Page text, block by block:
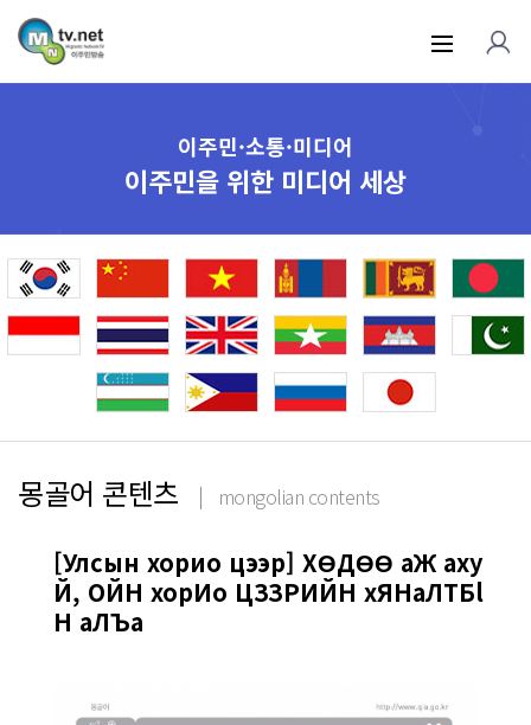
이주민·소통·미디어
이주민을 위한 미디어 세상
몽골어 콘텐츠 mongolian contents
[Улсын хорио цээр] ХӨДӨӨ aЖ axy
Й, ОЙН xopИo ЦЗЗРИЙН xЯНaЛТБl
Н aЛЪa